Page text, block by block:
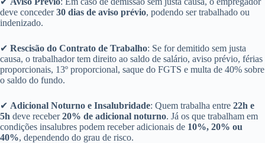
deve conceder30 dias de aviso prévio, podendo ser trabalhado ou
indenizado.
✔ Rescisão do Contrato de Trabalho: Se for demitido sem justa
causa, o trabalhador tem direito ao saldo de salário, aviso prévio, férias
proporcionais, 13º proporcional, saque do FGTS e multa de 40% sobre
o saldo do fundo.
✔ Adicional Noturno e Insalubridade: Quem trabalha entre 22h e
5h deve receber20% de adicional noturno. Já os que trabalham em
condições insalubres podem receber adicionais de 10%, 20% ou
40%, dependendo do grau de risco.